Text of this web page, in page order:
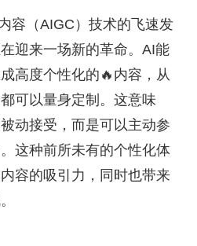
容（AIGC）技术的飞速发
迎来一场新的革命。AI能
高度个性化的🔥内容，从
可以量身定制。这意味
动接受，而是可以主动参
这种前所未有的个性化体
容的吸引力，同时也带来